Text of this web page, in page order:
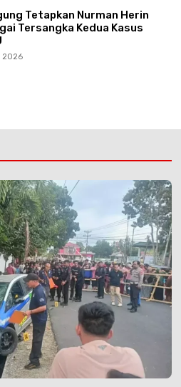
Tetapkan Nurman Herin
Tersangka Kedua Kasus
2026